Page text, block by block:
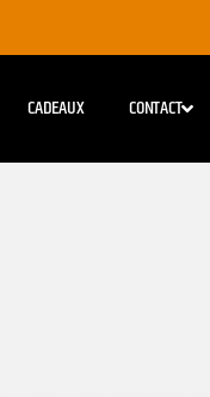
CADEAUX CONTACT